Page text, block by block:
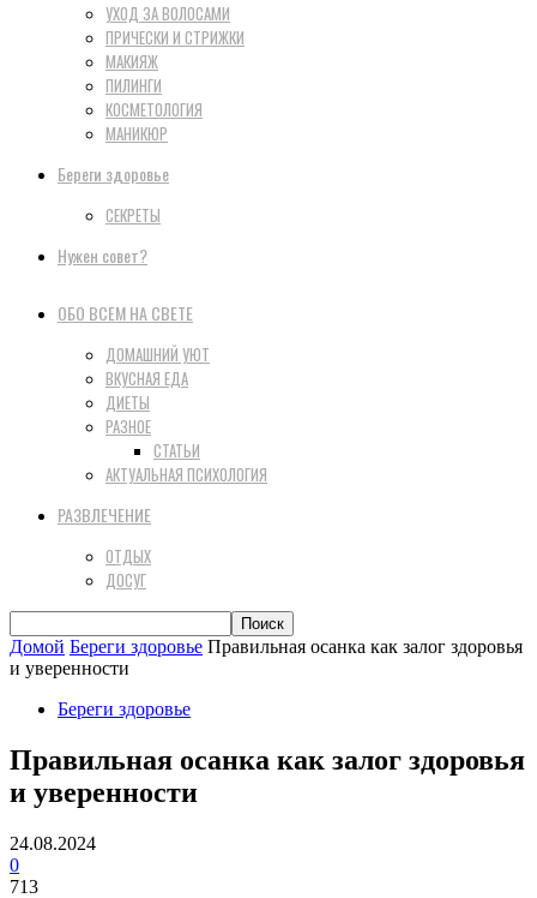
УХОД ЗА ВОЛОСАМИ
ПРИЧЕСКИ И СТРИЖКИ
МАКИЯЖ
ПИЛИНГИ
КОСМЕТОЛОГИЯ
МАНИКЮР
Береги здоровье
СЕКРЕТЫ
Нужен совет?
ОБО ВСЕМ НА СВЕТЕ
ДОМАШНИЙ УЮТ
ВКУСНАЯ ЕДА
ДИЕТЫ
РАЗНОЕ
СТАТЬИ
АКТУАЛЬНАЯ ПСИХОЛОГИЯ
РАЗВЛЕЧЕНИЕ
ОТДЫХ
ДОСУГ
Домой Береги здоровье Правильная осанка как залог здоровья
и уверенности
Береги здоровье
Правильная осанка как залог здоровья
и уверенности
24.08.2024
0
713